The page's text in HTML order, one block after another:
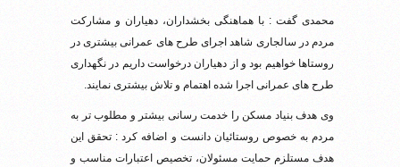
محمدی گفت : با هماهنگی بخشداران، دهیاران و مشارکت
مردم در سالجاری شاهد اجرای طرح های عمرانی بیشتری در
روستاها خواهیم بود و از دهیاران درخواست داریم در نگهداری
طرح های عمرانی اجرا شده اهتمام و تلاش بیشتری نمایند.
وی هدف بنیاد مسکن را خدمت رسانی بیشتر و مطلوب تر به
مردم به خصوص روستائیان دانست و اضافه کرد : تحقق این
هدف مستلزم حمایت مسئولان، تخصیص اعتبارات مناسب و